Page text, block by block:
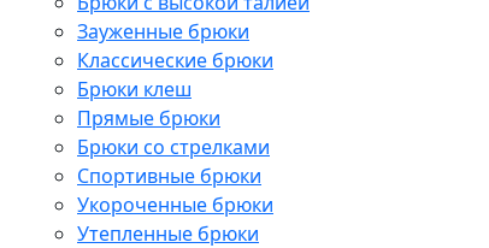
Зауженные брюки
Классические брюки
Брюки клеш
Прямые брюки
Брюки со стрелками
Спортивные брюки
Укороченные брюки
Утепленные брюки